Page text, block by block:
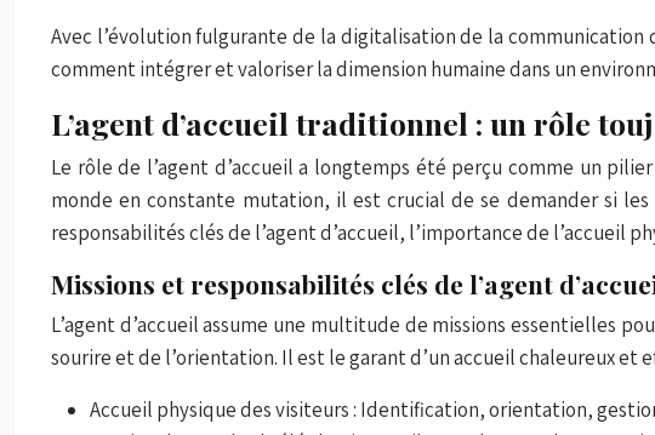
Avec l’évolution fulgurante de la digitalisation de la
comment intégrer et valoriser la dimension humaine dans un
L’agent d’accueil traditionnel : un rôle
Le rôle de l’agent d’accueil a longtemps été perçu comme un
monde en constante mutation, il est crucial de se demander si
responsabilités clés de l’agent d’accueil, l’importance de l’accueil
Missions et responsabilités clés de l’agent
L’agent d’accueil assume une multitude de missions essentielles
sourire et de l’orientation. Il est le garant d’un accueil chaleureux et
Accueil physique des visiteurs : Identification, orientation,